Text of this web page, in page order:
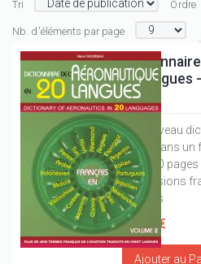
Tri Ordre
Nb. d'éléments par page
20 langues
Ce nouveau
réunit dans un
cm, 480 pages
expressions
langues
40,00 €